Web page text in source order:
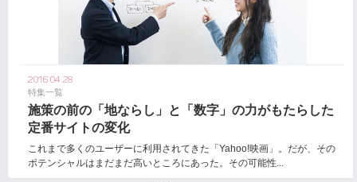
2016.04.28
特集一覧
施策の前の「地ならし」と「数字」の力がもたらした
定番サイトの変化
これまで多くのユーザーに利用されてきた「Yahoo!映画」。だが、その
ポテンシャルはまだまだ高いところにあった。その可能性...